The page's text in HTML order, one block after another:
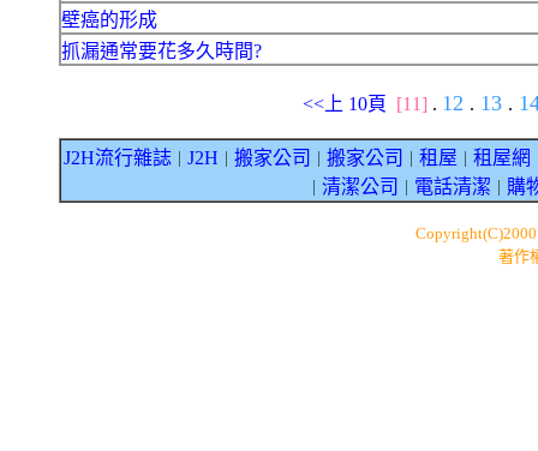
壁癌的形成
抓漏通常要花多久時間?
<<上 10頁 [11] . 12 . 13 .
J2H流行雜誌 J2H 搬家公司 搬家公司 租屋 租屋網
清潔公司 電話清潔 購
著作